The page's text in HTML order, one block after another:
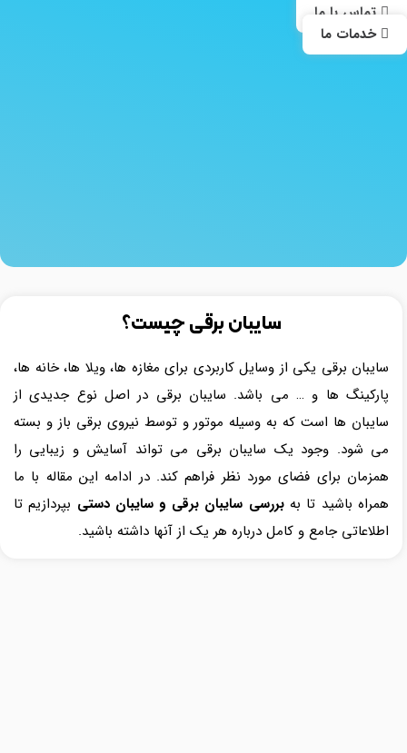
تماس با ما
خدمات ما
سایبان برقی چیست؟
سایبان برقی یکی از وسایل کاربردی برای مغازه ها، ویلا ها، خانه ها،
پارکینگ ها و … می باشد. سایبان برقی در اصل نوع جدیدی از
سایبان ها است که به وسیله موتور و توسط نیروی برقی باز و بسته
می شود. وجود یک سایبان برقی می تواند آسایش و زیبایی را
همزمان برای فضای مورد نظر فراهم کند. در ادامه این مقاله با ما
همراه باشید تا بهبررسی سایبان برقی و سایبان دستیبپردازیم تا
اطلاعاتی جامع و کامل درباره هر یک از آنها داشته باشید.